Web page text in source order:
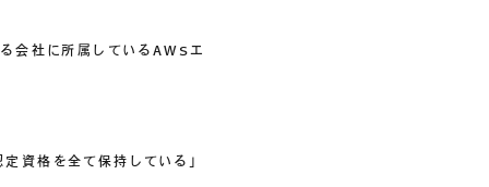
社に所属しているAWSエ
格を全て保持している」